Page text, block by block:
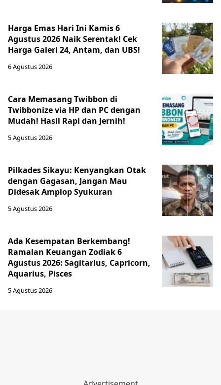
Harga Emas Hari Ini Kamis 6
Agustus 2026 Naik Serentak! Cek
Harga Galeri 24, Antam, dan UBS!
6 Agustus 2026
Cara Memasang Twibbon di
Twibbonize via HP dan PC dengan
Mudah! Hasil Rapi dan Jernih!
5 Agustus 2026
Pilkades Sikayu: Kenyangkan Otak
dengan Gagasan, Jangan Mau
Didesak Amplop Syukuran
5 Agustus 2026
Ada Kesempatan Berkembang!
Ramalan Keuangan Zodiak 6
Agustus 2026: Sagitarius, Capricorn,
Aquarius, Pisces
5 Agustus 2026